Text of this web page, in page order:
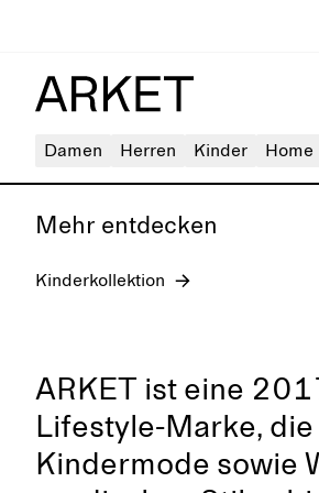
Damen Herren Kinder Home
Mehr entdecken
Kinderkollektion
ARKET ist eine
Lifestyle-Marke,
Kindermode sowie